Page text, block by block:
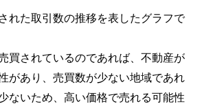
れた取引数の推移を表したグラフで
買されているのであれば、不動産が
があり、売買数が少ない地域であれ
ないため、高い価格で売れる可能性